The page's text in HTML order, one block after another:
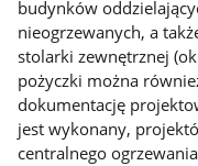
budynków
nieogrzewanych, a
stolarki zewnętrznej
pożyczki można
dokumentację
jest wykonany,
centralnego